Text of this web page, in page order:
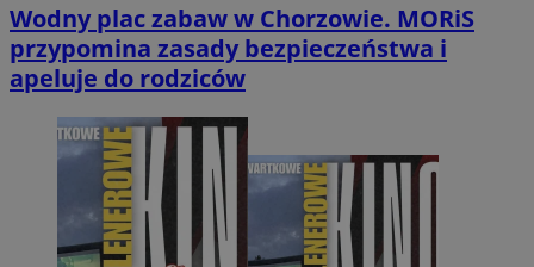
Wodny plac zabaw w Chorzowie. MORiS
przypomina zasady bezpieczeństwa i
apeluje do rodziców